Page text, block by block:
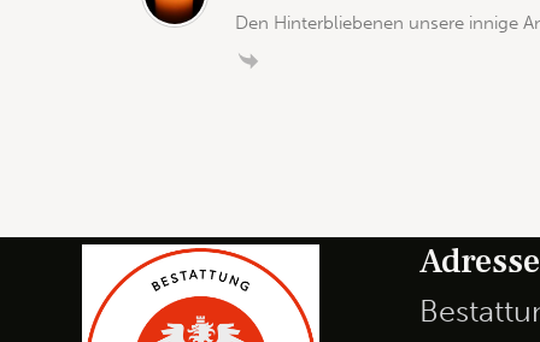
Den Hinterbliebenen unsere innige
Adresse